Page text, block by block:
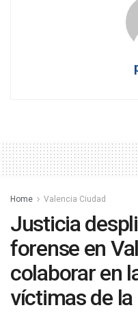
Home Valencia Ciudad
Justicia
forense en
colaborar en
víctimas de la